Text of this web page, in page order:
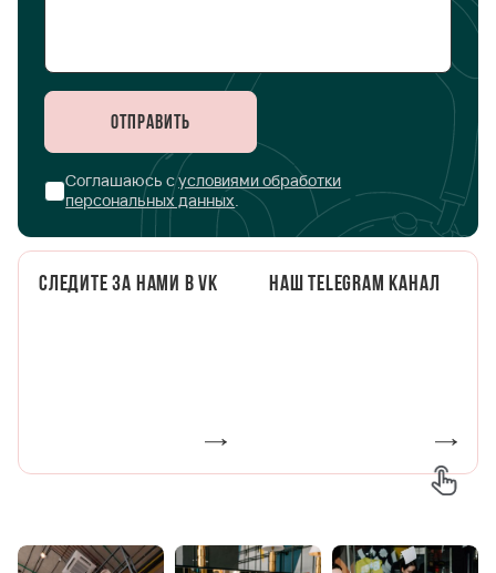
Отправить
Соглашаюсь сусловиями обработки
персональных данных.
Следите за нами в VK Наш telegram канал